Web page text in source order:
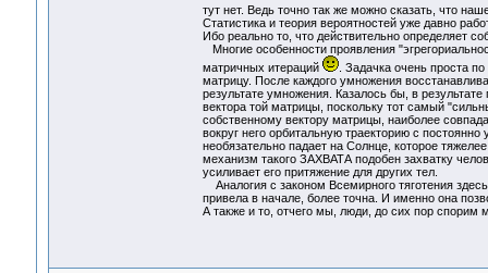
тут нет. Ведь точно так же можно сказать, что
Статистика и теория вероятностей уже давно
Ибо реально то, что действительно определяет
Многие особенности проявления
матричных итераций
. Задачка очень проста
матрицу. После каждого умножения
результате умножения. Казалось бы, в
вектора той матрицы, поскольку тот самый
собственному вектору матрицы, наиболее
вокруг него орбитальную траекторию с
необязательно падает на Солнце, которое
механизм такого ЗАХВАТА подобен захватку
усиливает его притяжение для других тел.
Аналогия с законом Всемирного тяготения
привела в начале, более точна. И именно она
А также и то, отчего мы, люди, до сих пор спорим